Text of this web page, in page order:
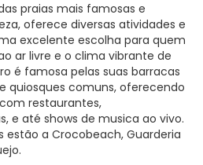
praias mais famosas e
oferece diversas atividades e
excelente escolha para quem
ar livre e o clima vibrante de
é famosa pelas suas barracas
quiosques comuns, oferecendo
restaurantes,
e até shows de musica ao vivo.
estão a Crocobeach, Guarderia